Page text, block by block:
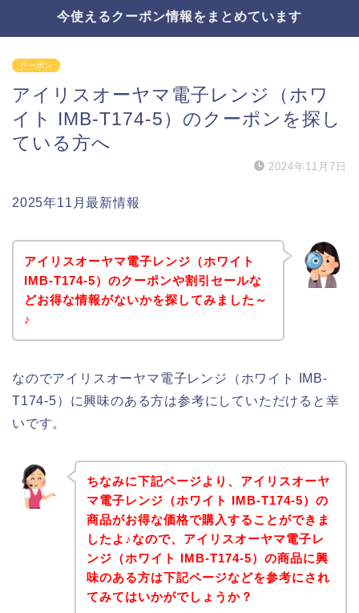
今使えるクーポン情報をまとめています
クーポン
アイリスオーヤマ電子レンジ（ホワ
イト IMB-T174-5）のクーポンを探し
ている方へ
2024年11月7日
2025年11月最新情報
アイリスオーヤマ電子レンジ（ホワイト
IMB-T174-5）のクーポンや割引セールな
どお得な情報がないかを探してみました～
♪
なのでアイリスオーヤマ電子レンジ（ホワイト IMB-
T174-5）に興味のある方は参考にしていただけると幸
いです。
ちなみに下記ページより、アイリスオーヤ
マ電子レンジ（ホワイト IMB-T174-5）の
商品がお得な価格で購入することができま
したよ♪なので、アイリスオーヤマ電子レ
ンジ（ホワイト IMB-T174-5）の商品に興
味のある方は下記ページなどを参考にされ
てみてはいかがでしょうか？